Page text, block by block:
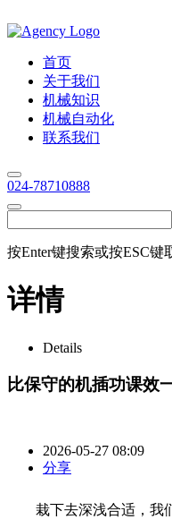
首页
关于我们
机械知识
机械自动化
联系我们
024-78710888
按Enter键搜索或按ESC键
详情
Details
比保守的机插功课效
2026-05-27 08:09
分享
栽下去深浅合适，我们